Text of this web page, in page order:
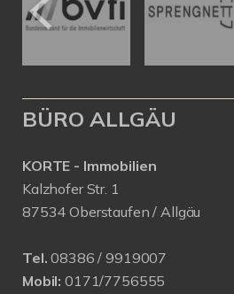
BÜRO ALLGÄU
KORTE - Immobilien
Kalzhofer Str. 1
87534 Oberstaufen / Allgäu
Tel. 08386 / 9919007
Mobil: 0171/7756555